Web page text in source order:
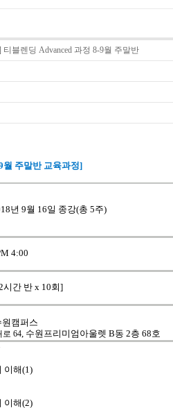
티블렌딩 Advanced 과정 8-9월 주말반
월 주말반 교육과정]
년 9월 16일 종강(총 5주)
4:00
시간 반 x 10회]
캠퍼스
로 64, 수원프리미엄아울렛 B동 2층 68호
이해(1)
이해(2)